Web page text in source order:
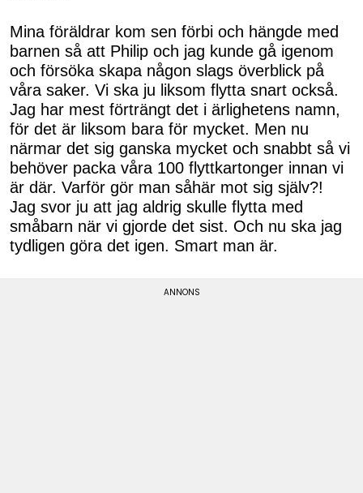
Mina föräldrar kom sen förbi och hängde med
barnen så att Philip och jag kunde gå igenom
och försöka skapa någon slags överblick på
våra saker. Vi ska ju liksom flytta snart också.
Jag har mest förträngt det i ärlighetens namn,
för det är liksom bara för mycket. Men nu
närmar det sig ganska mycket och snabbt så vi
behöver packa våra 100 flyttkartonger innan vi
är där. Varför gör man såhär mot sig själv?!
Jag svor ju att jag aldrig skulle flytta med
småbarn när vi gjorde det sist. Och nu ska jag
tydligen göra det igen. Smart man är.